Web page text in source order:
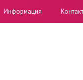
Информация